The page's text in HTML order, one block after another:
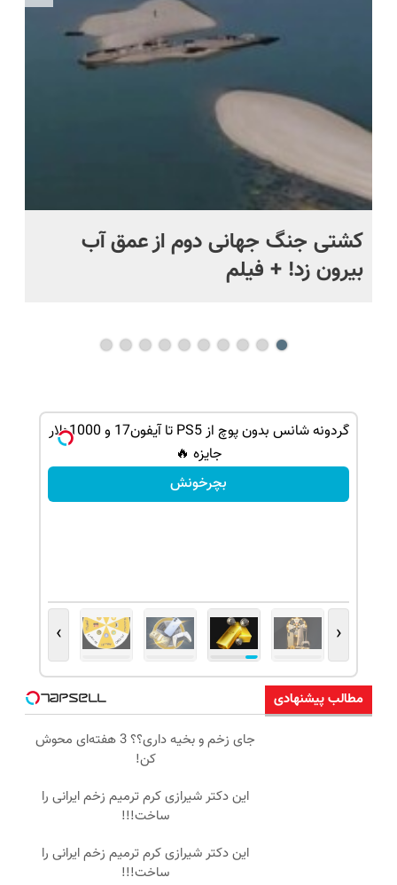
اقساطی 💳
📍 تهران
کشتی‌ جنگ جهانی دوم از عمق آب
بیرون زد! + فیلم
گردونه شانس بدون پوچ از PS5 تا آیفون17 و 1000دلار
جایزه 🔥
بچرخونش
‹
›
مطالب پیشنهادی
جای زخم و بخیه داری؟؟ 3 هفته‌ای محوش
کن!
این دکتر شیرازی کرم ترمیم زخم ایرانی را
ساخت!!!
این دکتر شیرازی کرم ترمیم زخم ایرانی را
ساخت!!!